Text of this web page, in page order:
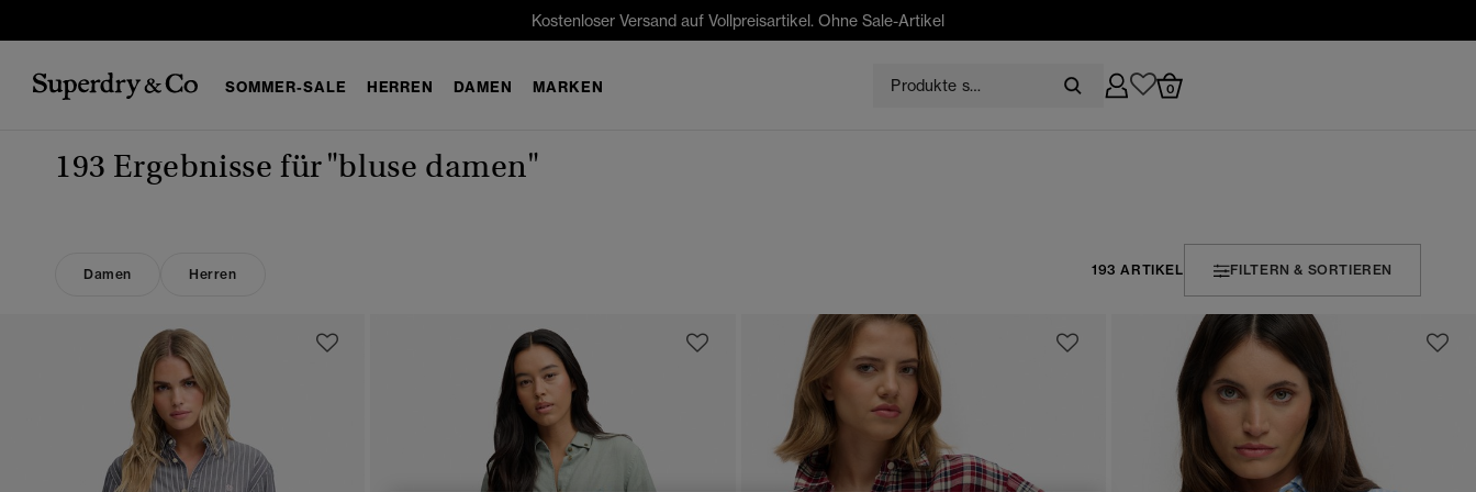
Kostenloser Versand auf Vollpreisartikel. Ohne Sale-Artikel
SOMMER-SALE HERREN DAMEN MARKEN 0
193 Ergebnisse für"bluse damen"
Damen Herren 193 ARTIKEL FILTERN & SORTIEREN